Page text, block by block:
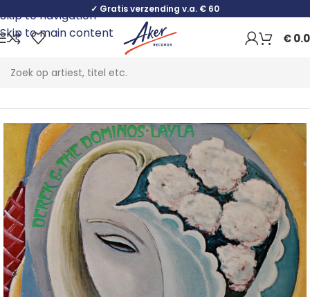
Skip to navigation
Skip to main content
✓ Gratis verzending v.a. € 60
€
Home Rock